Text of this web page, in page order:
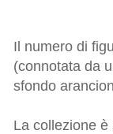
Il numero di
(connotata da
sfondo
La collezione